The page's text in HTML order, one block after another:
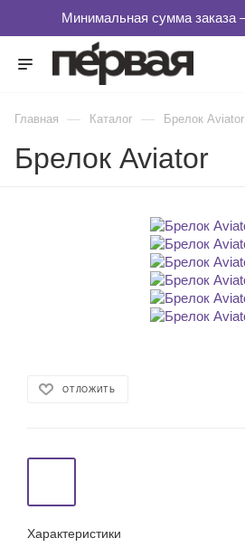
Главная — Каталог — Брелок Aviator
Брелок Aviator
ОТЛОЖИТЬ
Характеристики